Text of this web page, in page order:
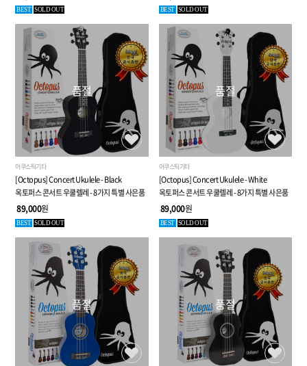
BEST SOLD OUT BEST SOLD OUT
품절
어쿠스틱기타
[Octopus] Concert Ukulele - Black
옥토퍼스 콘서트 우쿨렐레 - 8가지 특별 사은품
89,000원
BEST SOLD OUT
품절
어쿠스틱기타
[Octopus] Concert Ukulele - White
옥토퍼스 콘서트 우쿨렐레 - 8가지 특별 사은품
89,000원
BEST SOLD OUT
품절 품절